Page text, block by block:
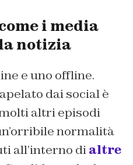
i media
notizia
e uno offline.
dai social è
altri episodi
normalità
all’interno dialtre